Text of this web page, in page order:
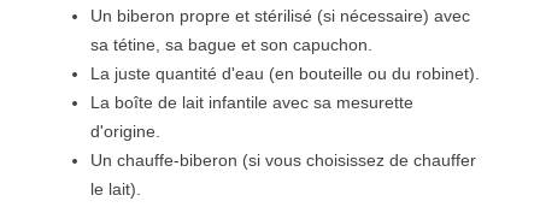
Un biberon propre et stérilisé (si nécessaire) avec
sa tétine, sa bague et son capuchon.
La juste quantité d'eau (en bouteille ou du robinet).
La boîte de lait infantile avec sa mesurette
d'origine.
Un chauffe-biberon (si vous choisissez de chauffer
le lait).